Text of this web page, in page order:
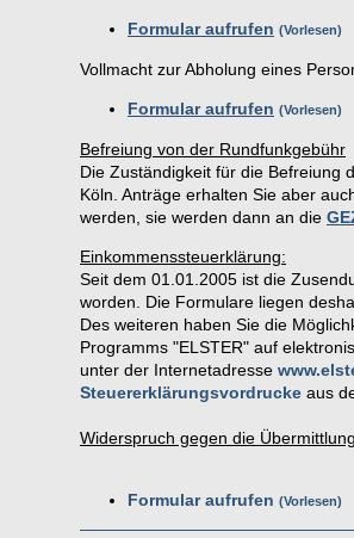
Formular aufrufen Vorlesen
Vollmacht zur Abholung eines
Formular aufrufen Vorlesen
Befreiung von der Rundfunkgebühr
Die Zuständigkeit für die Befreiung
Köln. Anträge erhalten Sie aber
werden, sie werden dann an die
Einkommenssteuerklärung:
Seit dem 01.01.2005 ist die
worden. Die Formulare liegen
Des weiteren haben Sie die
Programms "ELSTER" auf
unter der Internetadresse
Steuererklärungsvordrucke aus
Widerspruch gegen die
Formular aufrufen Vorlesen